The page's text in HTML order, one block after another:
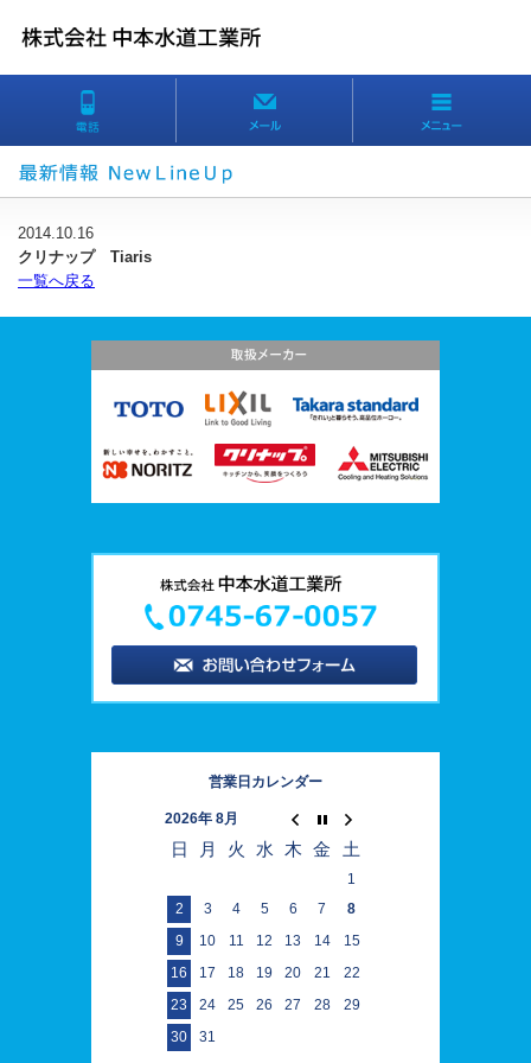
2014.10.16
クリナップ Tiaris
一覧へ戻る
営業日カレンダー
2026年 8月
日 月 火 水 木 金 土
1
2
3 4 5 6 7
8
9
10 11 12 13 14
15
16
17 18 19 20 21
22
23
24 25 26 27 28
29
30
31